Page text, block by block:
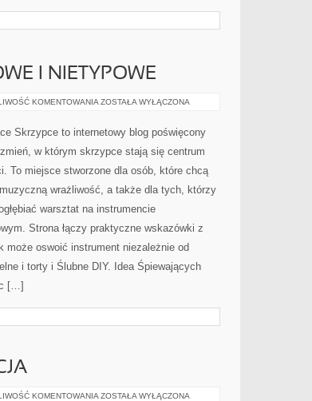
I NIETYPOWE
KOMENTOWANIA ŚLUBY
NIETYPOWE
ZOSTAŁA WYŁĄCZONA
Skrzypce to internetowy blog poświęcony
w którym skrzypce stają się centrum
To miejsce stworzone dla osób, które chcą
wrażliwość, a także dla tych, którzy
warsztat na instrumencie
Strona łączy praktyczne wskazówki z
oswoić instrument niezależnie od
i torty i Ślubne DIY. Idea Śpiewających
[…]
KOMENTOWANIA BIBLIA
ZOSTAŁA WYŁĄCZONA